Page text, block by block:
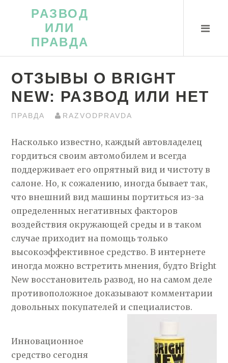
РАЗВОД
ИЛИ
ПРАВДА
ОТЗЫВЫ О BRIGHT
NEW: РАЗВОД ИЛИ НЕТ
ПРАВДА RAZVODPRAVDA
Насколько известно, каждый автовладелец
гордиться своим автомобилем и всегда
поддерживает его опрятный вид и чистоту в
салоне. Но, к сожалению, иногда бывает так,
что внешний вид машины портиться из-за
определенных негативных факторов
воздействия окружающей среды и в таком
случае приходит на помощь только
высокоэффективное средство. В интернете
иногда можно встретить мнения, будто Bright
New восстановитель развод, но на самом деле
противоположное доказывают комментарии
довольных покупателей и специалистов.
Инновационное
средство сегодня